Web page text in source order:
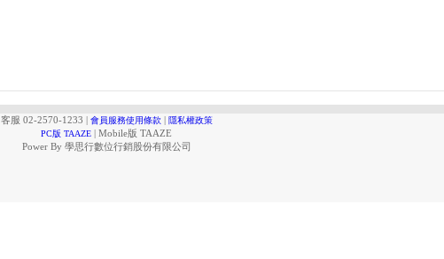
客服 02-2570-1233 | 會員服務使用條款 | 隱私權政策
PC版 TAAZE | Mobile版 TAAZE
Power By 學思行數位行銷股份有限公司